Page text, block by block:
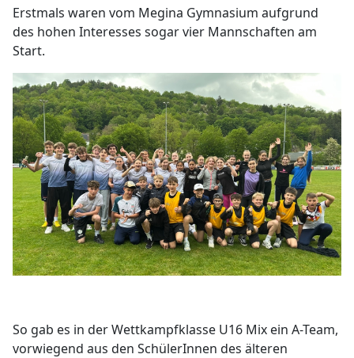
Erstmals waren vom Megina Gymnasium aufgrund
des hohen Interesses sogar vier Mannschaften am
Start.
So gab es in der Wettkampfklasse U16 Mix ein A-Team,
vorwiegend aus den SchülerInnen des älteren